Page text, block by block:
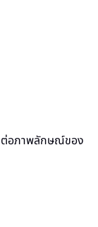
ต่อภาพลักษณ์ของ